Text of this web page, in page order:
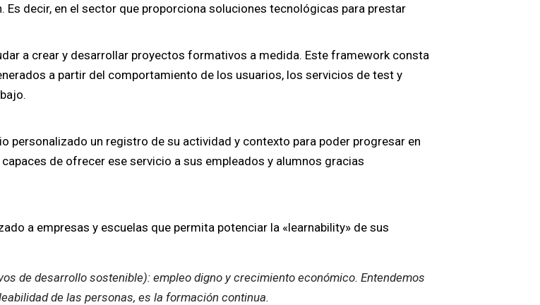
Es decir, en el sector que proporciona soluciones tecnológicas para prestar
a crear y desarrollar proyectos formativos a medida. Este framework consta
a partir del comportamiento de los usuarios, los servicios de test y
personalizado un registro de su actividad y contexto para poder progresar en
de ofrecer ese servicio a sus empleados y alumnos gracias
a empresas y escuelas que permita potenciar la «learnability» de sus
de desarrollo sostenible): empleo digno y crecimiento económico. Entendemos
de las personas, es la formación continua.